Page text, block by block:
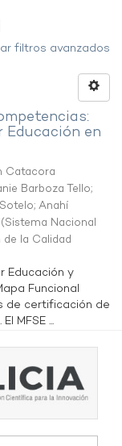
filtros avanzados
en
Catacora
Barboza Tello;
; Anahí
(Sistema Nacional
la Calidad
Educación y
Funcional
de certificación de
MFSE ...